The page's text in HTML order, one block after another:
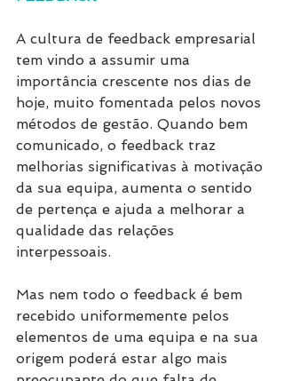
A cultura de feedback empresarial
tem vindo a assumir uma
importância crescente nos dias de
hoje, muito fomentada pelos novos
métodos de gestão. Quando bem
comunicado, o feedback traz
melhorias significativas à motivação
da sua equipa, aumenta o sentido
de pertença e ajuda a melhorar a
qualidade das relações
interpessoais.
Mas nem todo o feedback é bem
recebido uniformemente pelos
elementos de uma equipa e na sua
origem poderá estar algo mais